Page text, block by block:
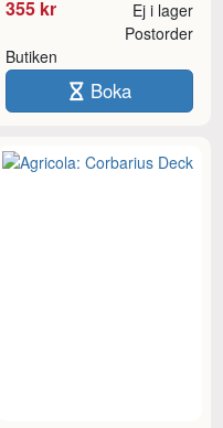
355 kr Ej i lager
Butiken
Postorder
Boka